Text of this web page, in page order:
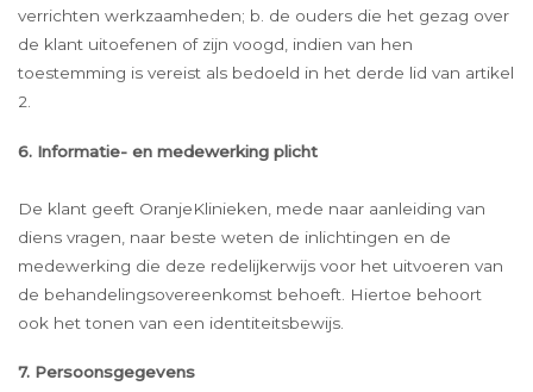
verrichten werkzaamheden; b. de ouders die het gezag over
de klant uitoefenen of zijn voogd, indien van hen
toestemming is vereist als bedoeld in het derde lid van artikel
2.
6. Informatie- en medewerking plicht
De klant geeft OranjeKlinieken, mede naar aanleiding van
diens vragen, naar beste weten de inlichtingen en de
medewerking die deze redelijkerwijs voor het uitvoeren van
de behandelingsovereenkomst behoeft. Hiertoe behoort
ook het tonen van een identiteitsbewijs.
7. Persoonsgegevens